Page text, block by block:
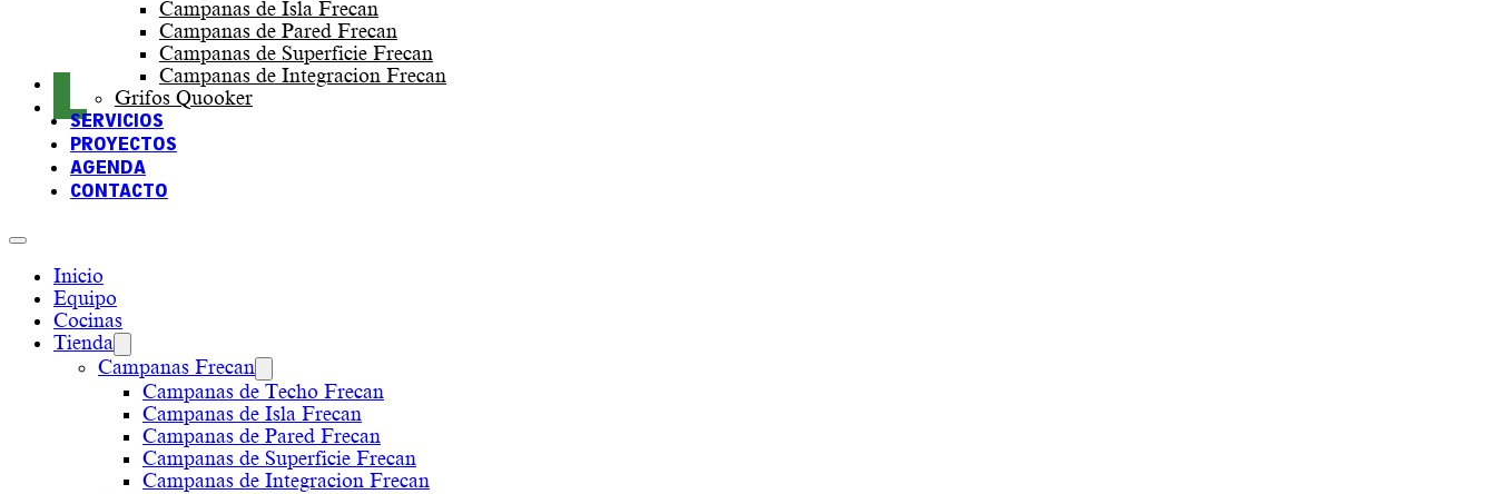
Campanas de Isla Frecan
Campanas de Pared Frecan
Campanas de Superficie Frecan
Campanas de Integracion Frecan
Grifos Quooker
SERVICIOS
PROYECTOS
AGENDA
CONTACTO
Inicio
Equipo
Cocinas
Tienda
Campanas Frecan
Campanas de Techo Frecan
Campanas de Isla Frecan
Campanas de Pared Frecan
Campanas de Superficie Frecan
Campanas de Integracion Frecan